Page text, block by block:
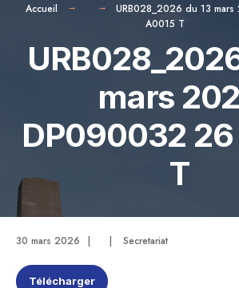
Accueil
URB028_2026 du 13
A0015 T
mars
DP090032
T
30 mars 2026 | | Secretariat
Télécharger